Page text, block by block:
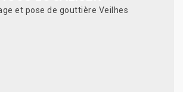
et pose de gouttière Veilhes